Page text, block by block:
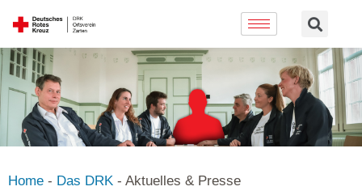
Home - Das DRK - Aktuelles & Presse